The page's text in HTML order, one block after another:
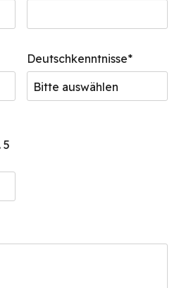
Deutschkenntnisse*
5